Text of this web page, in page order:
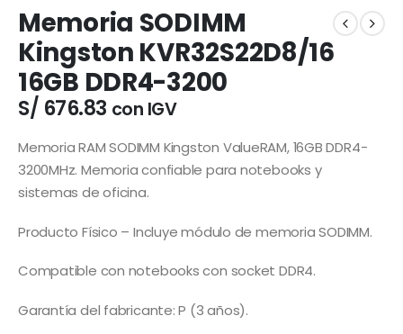
Memoria SODIMM
Kingston KVR32S22D8/16
16GB DDR4-3200
S/ 676.83 con IGV
Memoria RAM SODIMM Kingston ValueRAM, 16GB DDR4-
3200MHz. Memoria confiable para notebooks y
sistemas de oficina.
Producto Físico – Incluye módulo de memoria SODIMM.
Compatible con notebooks con socket DDR4.
Garantía del fabricante: P (3 años).